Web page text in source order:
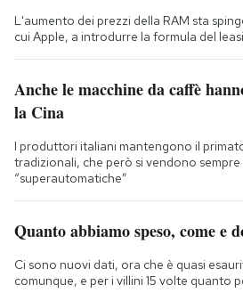
L'aumento dei prezzi della RAM sta
cui Apple, a introdurre la formula del
Anche le macchine da caffè
la Cina
I produttori italiani mantengono il
tradizionali, che però si vendono
“superautomatiche”
Quanto abbiamo speso, come e
Ci sono nuovi dati, ora che è quasi
comunque, e per i villini 15 volte quanto